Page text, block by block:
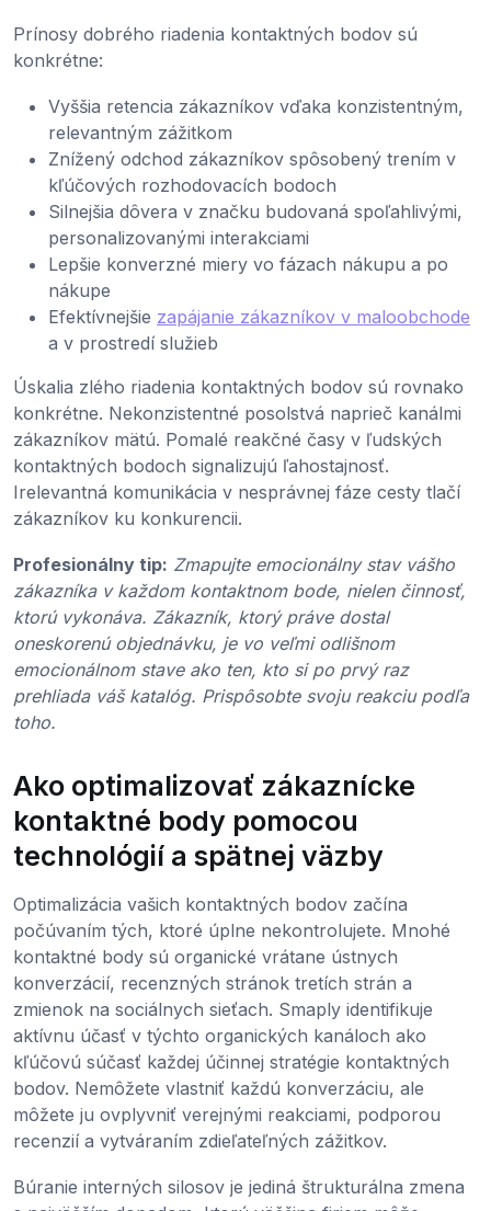
Prínosy dobrého riadenia kontaktných bodov sú
konkrétne:
Vyššia retencia zákazníkov vďaka konzistentným,
relevantným zážitkom
Znížený odchod zákazníkov spôsobený trením v
kľúčových rozhodovacích bodoch
Silnejšia dôvera v značku budovaná spoľahlivými,
personalizovanými interakciami
Lepšie konverzné miery vo fázach nákupu a po
nákupe
Efektívnejšie zapájanie zákazníkov v maloobchode
a v prostredí služieb
Úskalia zlého riadenia kontaktných bodov sú rovnako
konkrétne. Nekonzistentné posolstvá naprieč kanálmi
zákazníkov mätú. Pomalé reakčné časy v ľudských
kontaktných bodoch signalizujú ľahostajnosť.
Irelevantná komunikácia v nesprávnej fáze cesty tlačí
zákazníkov ku konkurencii.
Profesionálny tip: Zmapujte emocionálny stav vášho
zákazníka v každom kontaktnom bode, nielen činnosť,
ktorú vykonáva. Zákazník, ktorý práve dostal
oneskorenú objednávku, je vo veľmi odlišnom
emocionálnom stave ako ten, kto si po prvý raz
prehliada váš katalóg. Prispôsobte svoju reakciu podľa
toho.
Ako optimalizovať zákaznícke
kontaktné body pomocou
technológií a spätnej väzby
Optimalizácia vašich kontaktných bodov začína
počúvaním tých, ktoré úplne nekontrolujete. Mnohé
kontaktné body sú organické vrátane ústnych
konverzácií, recenzných stránok tretích strán a
zmienok na sociálnych sieťach. Smaply identifikuje
aktívnu účasť v týchto organických kanáloch ako
kľúčovú súčasť každej účinnej stratégie kontaktných
bodov. Nemôžete vlastniť každú konverzáciu, ale
môžete ju ovplyvniť verejnými reakciami, podporou
recenzií a vytváraním zdieľateľných zážitkov.
Búranie interných silosov je jediná štrukturálna zmena